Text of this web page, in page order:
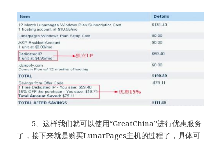
5、这样我们就可以使用“GreatChina”进行优惠服务
了，接下来就是购买LunarPages主机的过程了，具体可